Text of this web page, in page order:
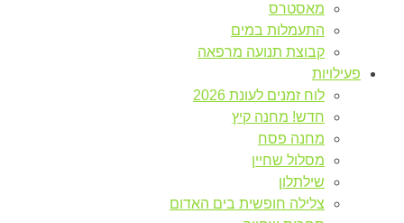
מאסטרס
התעמלות במים
קבוצת תנועה מרפאה
פעילויות
לוח זמנים לעונת 2026
חדש! מחנה קיץ
מחנה פסח
מסלול שחיין
שילתלון
צלילה חופשית בים האדום